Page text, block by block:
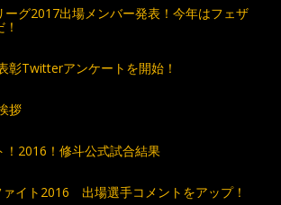
ーグ2017出場メンバー発表！今年はフェザ
彰Twitterアンケートを開始！
拶
！2016！修斗公式試合結果
イト2016 出場選手コメントをアップ！